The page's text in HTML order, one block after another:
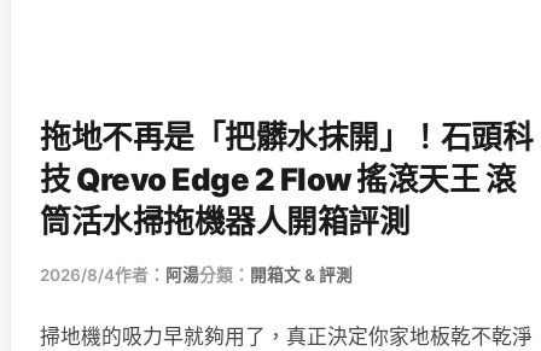
拖地不再是「把髒水抹開」！石頭科
技 Qrevo Edge 2 Flow 搖滾天王 滾
筒活水掃拖機器人開箱評測
2026/8/4作者： 阿湯分類： 開箱文 & 評測
掃地機的吸力早就夠用了，真正決定你家地板乾不乾淨